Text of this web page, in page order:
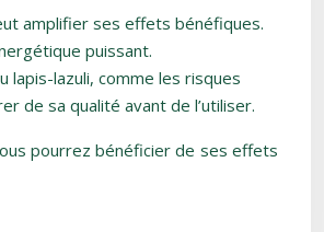
amplifier ses effets bénéfiques.
puissant.
lapis-lazuli, comme les risques
de sa qualité avant de l’utiliser.
pourrez bénéficier de ses effets